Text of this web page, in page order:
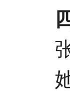
张
她